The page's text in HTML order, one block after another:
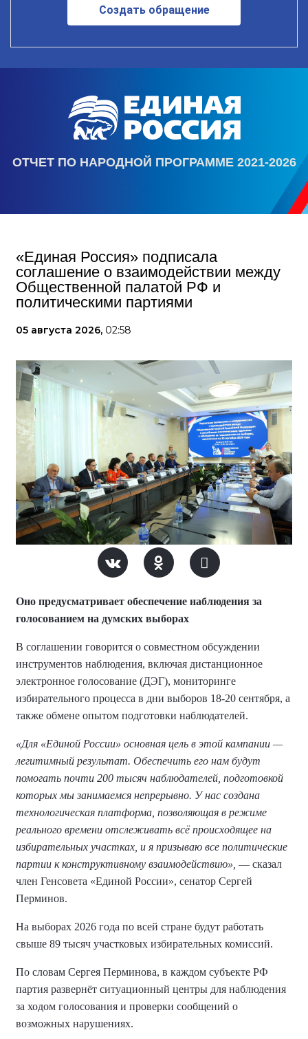
Создать обращение
ОТЧЕТ ПО НАРОДНОЙ ПРОГРАММЕ 2021-2026
«Единая Россия» подписала
соглашение о взаимодействии между
Общественной палатой РФ и
политическими партиями
05 августа 2026, 02:58
Оно предусматривает обеспечение наблюдения за
голосованием на думских выборах
В соглашении говорится о совместном обсуждении
инструментов наблюдения, включая дистанционное
электронное голосование (ДЭГ), мониторинге
избирательного процесса в дни выборов 18-20 сентября, а
также обмене опытом подготовки наблюдателей.
«Для «Единой России» основная цель в этой кампании —
легитимный результат. Обеспечить его нам будут
помогать почти 200 тысяч наблюдателей, подготовкой
которых мы занимаемся непрерывно. У нас создана
технологическая платформа, позволяющая в режиме
реального времени отслеживать всё происходящее на
избирательных участках, и я призываю все политические
партии к конструктивному взаимодействию», — сказал
член Генсовета «Единой России», сенатор Сергей
Перминов.
На выборах 2026 года по всей стране будут работать
свыше 89 тысяч участковых избирательных комиссий.
По словам Сергея Перминова, в каждом субъекте РФ
партия развернёт ситуационный центры для наблюдения
за ходом голосования и проверки сообщений о
возможных нарушениях.